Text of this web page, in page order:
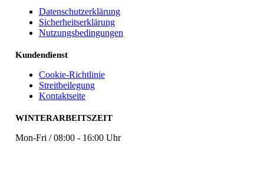
Datenschutzerklärung
Sicherheitserklärung
Nutzungsbedingungen
Kundendienst
Cookie-Richtlinie
Streitbeilegung
Kontaktseite
WINTERARBEITSZEIT
Mon-Fri / 08:00 - 16:00 Uhr